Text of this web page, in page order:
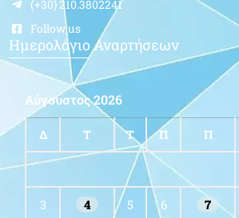
(+30) 210.3802241
Follow us
Ημερολόγιο Αναρτήσεων
Αύγουστος 2026
Δ Τ Τ Π Π
3 4 5 6 7